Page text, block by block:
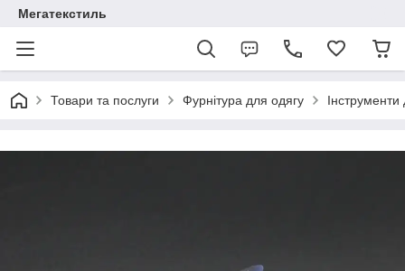
Мегатекстиль
Товари та послуги Фурнітура для одягу Інструменти